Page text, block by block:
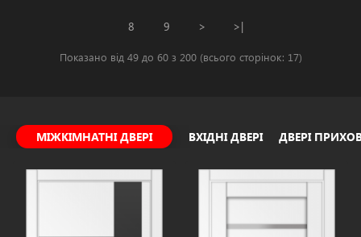
8 9 > >|
Показано від 49 до 60 з 200 (всього сторінок: 17)
МІЖКІМНАТНІ ДВЕРІ ВХІДНІ ДВЕРІ ДВЕРІ